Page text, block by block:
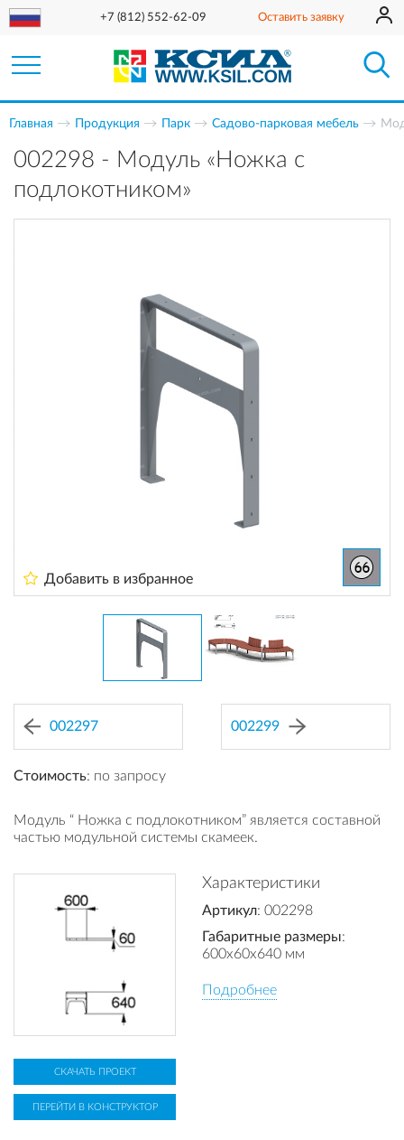
+7 (812) 552-62-09 Оставить заявку
Главная Продукция Парк Садово-парковая мебель
002298 - Модуль «Ножка с
подлокотником»
Добавить в избранное
002297 002299
Стоимость: по запросу
Модуль “ Ножка с подлокотником” является составной
частью модульной системы скамеек.
Характеристики
Артикул: 002298
Габаритные размеры:
600x60x640 мм
Подробнее
СКАЧАТЬ ПРОЕКТ
ПЕРЕЙТИ В КОНСТРУКТОР